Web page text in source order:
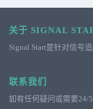
关于 SIGNAL
Signal Start是针对信号
联系我们
如有任何疑问或需要24/